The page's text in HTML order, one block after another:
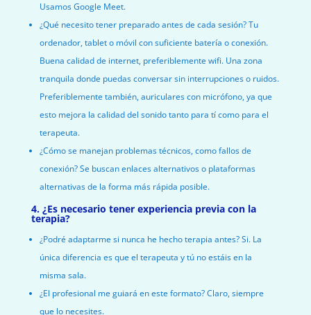
Usamos Google Meet.
¿Qué necesito tener preparado antes de cada sesión? Tu
ordenador, tablet o móvil con suficiente batería o conexión.
Buena calidad de internet, preferiblemente wifi. Una zona
tranquila donde puedas conversar sin interrupciones o ruidos.
Preferiblemente también, auriculares con micrófono, ya que
esto mejora la calidad del sonido tanto para tí como para el
terapeuta.
¿Cómo se manejan problemas técnicos, como fallos de
conexión? Se buscan enlaces alternativos o plataformas
alternativas de la forma más rápida posible.
4. ¿Es necesario tener experiencia previa con la
terapia?
¿Podré adaptarme si nunca he hecho terapia antes? Si. La
única diferencia es que el terapeuta y tú no estáis en la
misma sala.
¿El profesional me guiará en este formato? Claro, siempre
que lo necesites.